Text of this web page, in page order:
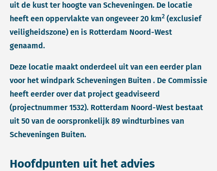
uit de kust ter hoogte van Scheveningen. De locatie
heeft een oppervlakte van ongeveer 20 km2 (exclusief
veiligheidszone) en is Rotterdam Noord-West
genaamd.
Deze locatie maakt onderdeel uit van een eerder plan
voor het windpark Scheveningen Buiten . De Commissie
heeft eerder over dat project geadviseerd
(projectnummer 1532). Rotterdam Noord-West bestaat
uit 50 van de oorspronkelijk 89 windturbines van
Scheveningen Buiten.
Hoofdpunten uit het advies